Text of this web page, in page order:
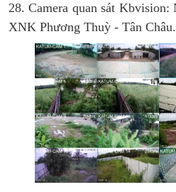
28. Camera quan sát
XNK Phương Thuỳ - Tân Châu.